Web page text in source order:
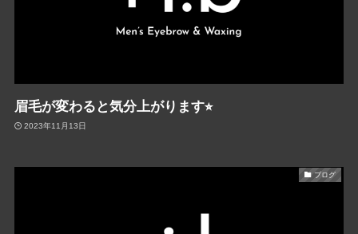
眉毛が変わると気分上がります⭐︎
2023年11月13日
ブログ